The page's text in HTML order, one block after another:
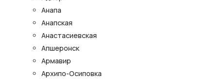
Анапа
Анапская
Анастасиевская
Апшеронск
Армавир
Архипо-Осиповка